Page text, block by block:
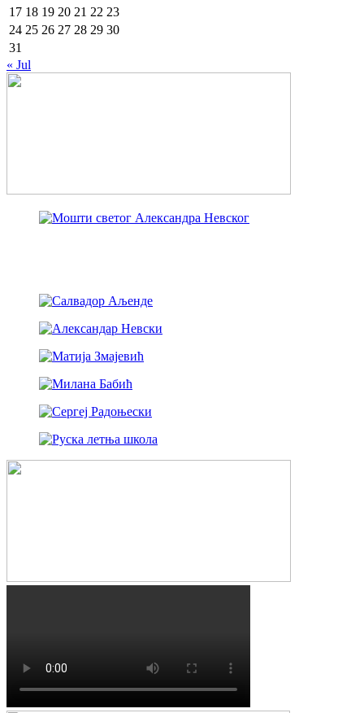
17 18 19 20 21 22 23
24 25 26 27 28 29 30
31
« Jul